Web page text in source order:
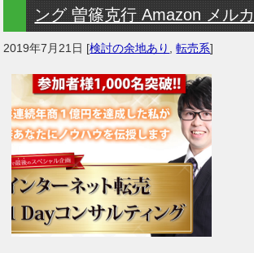
ング 曽篠克行 Amazon メル
2019年7月21日 [検討の余地あり ,転売系]